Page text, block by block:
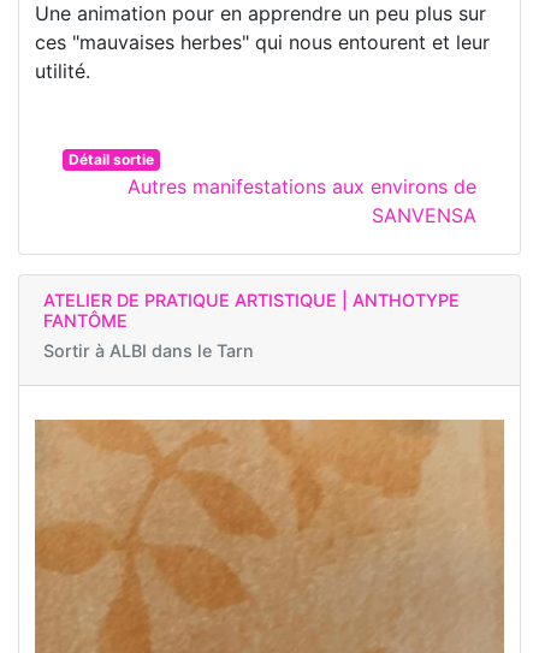
Une animation pour en apprendre un peu plus sur
ces "mauvaises herbes" qui nous entourent et leur
utilité.
Détail sortie
Autres manifestations aux environs de
SANVENSA
ATELIER DE PRATIQUE ARTISTIQUE | ANTHOTYPE
FANTÔME
Sortir à ALBI dans le Tarn